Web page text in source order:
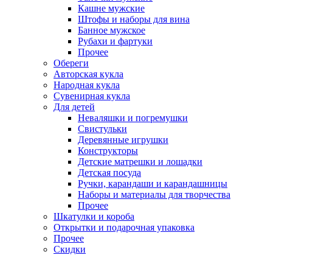
Кашне мужские
Штофы и наборы для вина
Банное мужское
Рубахи и фартуки
Прочее
Обереги
Авторская кукла
Народная кукла
Сувенирная кукла
Для детей
Неваляшки и погремушки
Свистульки
Деревянные игрушки
Конструкторы
Детские матрешки и лошадки
Детская посуда
Ручки, карандаши и карандашницы
Наборы и материалы для творчества
Прочее
Шкатулки и короба
Открытки и подарочная упаковка
Прочее
Скидки